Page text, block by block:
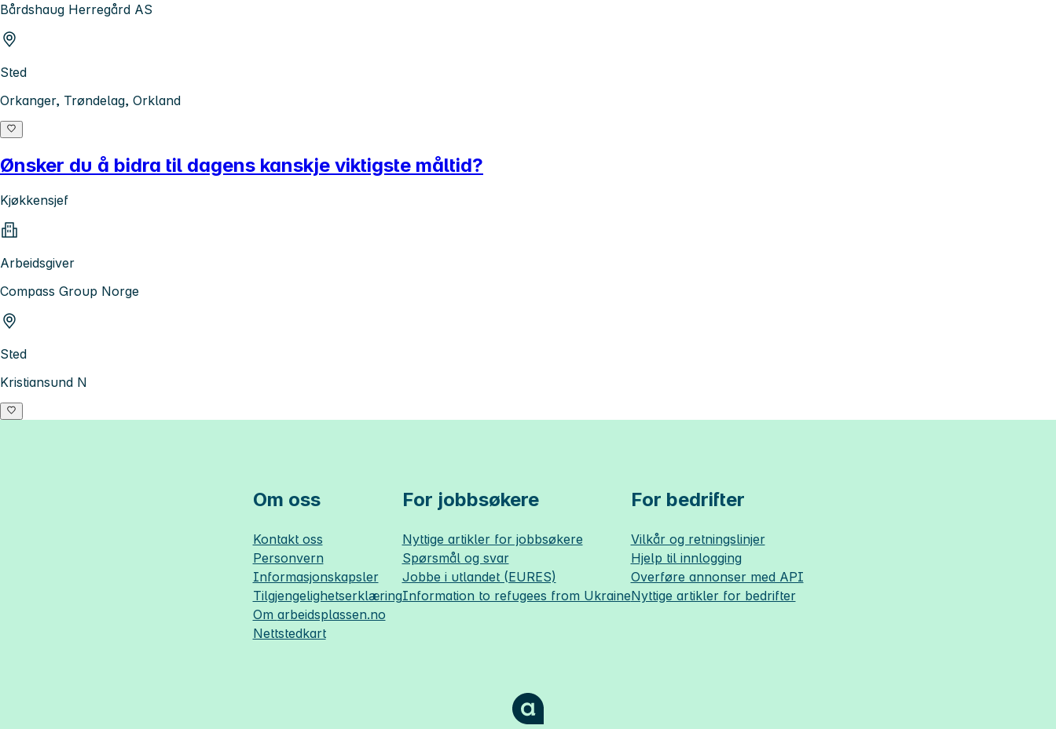
Bårdshaug Herregård AS
Sted
Orkanger, Trøndelag, Orkland
Ønsker du å bidra til dagens kanskje viktigste måltid?
Kjøkkensjef
Arbeidsgiver
Compass Group Norge
Sted
Kristiansund N
Om oss
Kontakt oss
Personvern
Informasjonskapsler
Tilgjengelighetserklæring
Om arbeidsplassen.no
Nettstedkart
For jobbsøkere
Nyttige artikler for jobbsøkere
Spørsmål og svar
Jobbe i utlandet (EURES)
Information to refugees from Ukraine
For bedrifter
Vilkår og retningslinjer
Hjelp til innlogging
Overføre annonser med API
Nyttige artikler for bedrifter